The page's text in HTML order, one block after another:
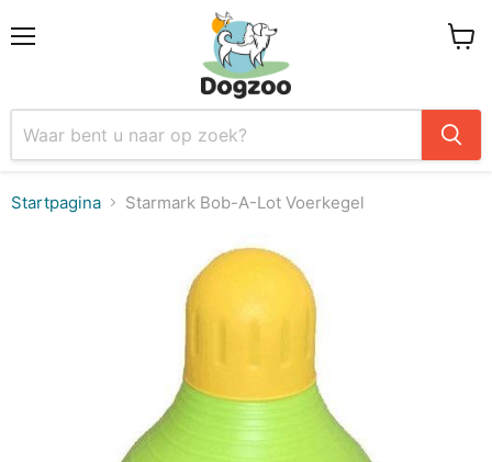
Startpagina Starmark Bob-A-Lot Voerkegel